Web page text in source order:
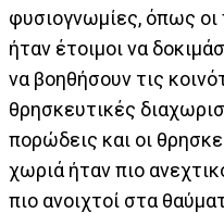
φυσιογνωμίες, όπως οι
ήταν έτοιμοι να
να βοηθήσουν τις
θρησκευτικές
πορώδεις και οι
χωριά ήταν πιο
πιο ανοιχτοί στα